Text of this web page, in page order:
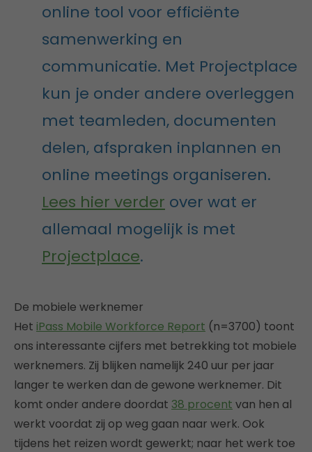
online tool voor efficiënte
samenwerking en
communicatie. Met Projectplace
kun je onder andere overleggen
met teamleden, documenten
delen, afspraken inplannen en
online meetings organiseren.
Lees hier verder over wat er
allemaal mogelijk is met
Projectplace.
De mobiele werknemer
Het iPass Mobile Workforce Report (n=3700) toont
ons interessante cijfers met betrekking tot mobiele
werknemers. Zij blijken namelijk 240 uur per jaar
langer te werken dan de gewone werknemer. Dit
komt onder andere doordat 38 procent van hen al
werkt voordat zij op weg gaan naar werk. Ook
tijdens het reizen wordt gewerkt; naar het werk toe